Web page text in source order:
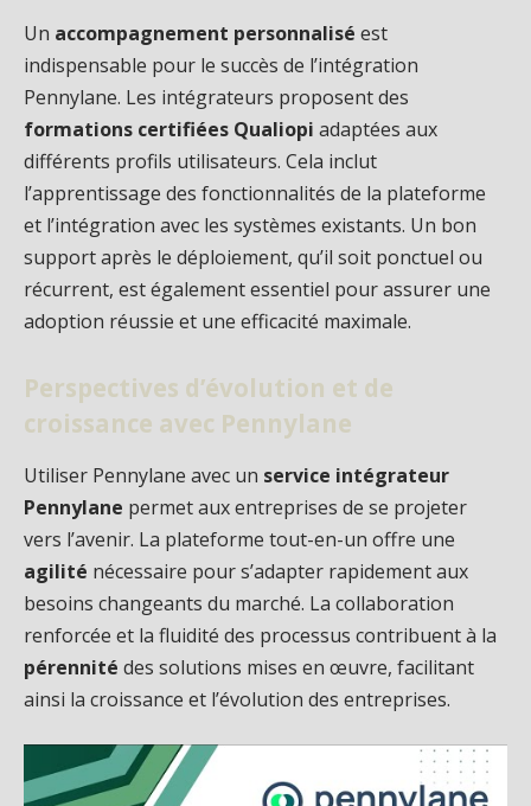
Un accompagnement personnalisé est
indispensable pour le succès de l’intégration
Pennylane. Les intégrateurs proposent des
formations certifiées Qualiopi adaptées aux
différents profils utilisateurs. Cela inclut
l’apprentissage des fonctionnalités de la plateforme
et l’intégration avec les systèmes existants. Un bon
support après le déploiement, qu’il soit ponctuel ou
récurrent, est également essentiel pour assurer une
adoption réussie et une efficacité maximale.
Perspectives d’évolution et de
croissance avec Pennylane
Utiliser Pennylane avec un service intégrateur
Pennylane permet aux entreprises de se projeter
vers l’avenir. La plateforme tout-en-un offre une
agilité nécessaire pour s’adapter rapidement aux
besoins changeants du marché. La collaboration
renforcée et la fluidité des processus contribuent à la
pérennité des solutions mises en œuvre, facilitant
ainsi la croissance et l’évolution des entreprises.